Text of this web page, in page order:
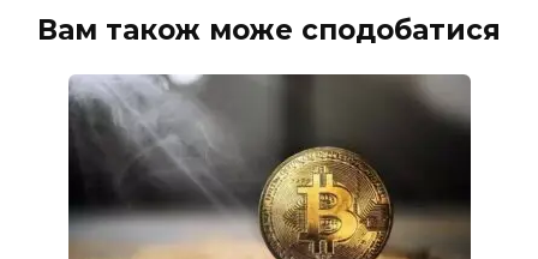
Вам також може сподобатися